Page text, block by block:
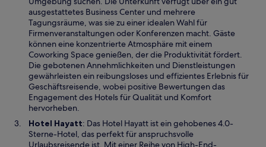
e
n
s
t
e
r
g
e
ö
f
n
e
d
i
n
e
i
n
e
m
n
u
e
n
ausgestattetes Business Center und mehrere
Tagungsräume, was sie zu einer idealen Wahl für
Firmenveranstaltungen oder Konferenzen macht. Gäste
können eine konzentrierte Atmosphäre mit einem
Coworking Space genießen, der die Produktivität fördert.
Die gebotenen Annehmlichkeiten und Dienstleistungen
gewährleisten ein reibungsloses und effizientes Erlebnis für
Geschäftsreisende, wobei positive Bewertungen das
Engagement des Hotels für Qualität und Komfort
hervorheben.
Hotel HayattW
i
r
: Das Hotel Hayatt ist ein gehobenes 4.0-
Sterne-Hotel, das perfekt für anspruchsvolle
Urlaubsreisende ist. Mit einer Reihe von High-End-